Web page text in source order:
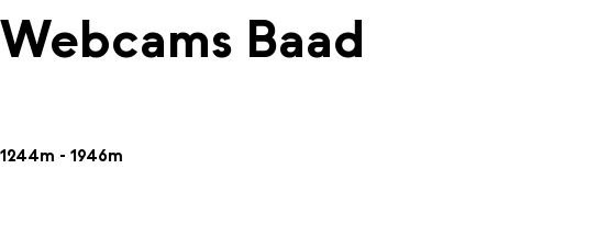
Webcams Baad
1244m - 1946m